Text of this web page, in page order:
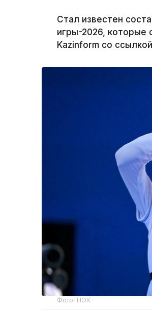
Стал известен
игры-2026, которые
Kazinform со
Фото: НОК